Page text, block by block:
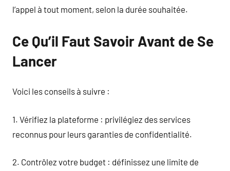
l’appel à tout moment, selon la durée souhaitée.
Ce Qu’il Faut Savoir Avant de Se
Lancer
Voici les conseils à suivre :
1. Vérifiez la plateforme : privilégiez des services
reconnus pour leurs garanties de confidentialité.
2. Contrôlez votre budget : définissez une limite de